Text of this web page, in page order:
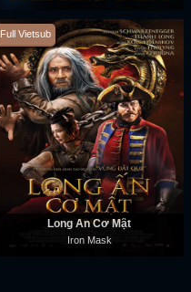
Full Vietsub
Long Ẩn Cơ Mật
Iron Mask